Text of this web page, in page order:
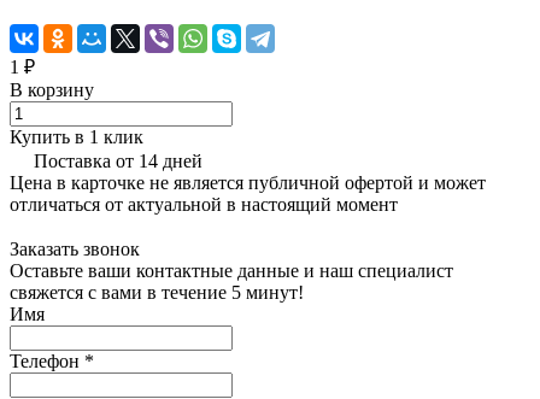
1 ₽
В корзину
Купить в 1 клик
Поставка от 14 дней
Цена в карточке не является публичной офертой и может
отличаться от актуальной в настоящий момент
Заказать звонок
Оставьте ваши контактные данные и наш специалист
свяжется с вами в течение 5 минут!
Имя
Телефон *